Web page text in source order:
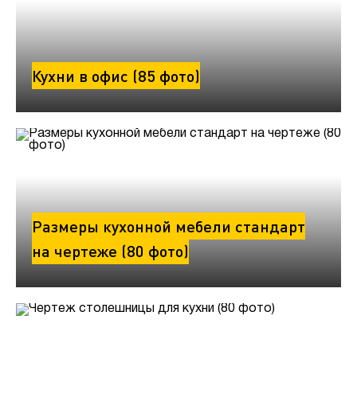
Кухни в офис (85 фото)
Размеры кухонной мебели стандарт
на чертеже (80 фото)